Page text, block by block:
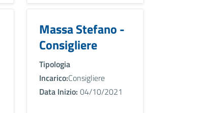
Massa Stefano -
Consigliere
Tipologia
Incarico:Consigliere
Data Inizio: 04/10/2021